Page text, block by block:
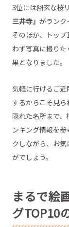
3位には幽玄な桜
三井寺」 がランク
そのほか、トッ
わず写真に撮り
果となりました。
気軽に行けるご
するからこそ見
隠れた名所まで
ンキング情報を
クしながら、お
がでしょう。
まるで絵
グTOP10